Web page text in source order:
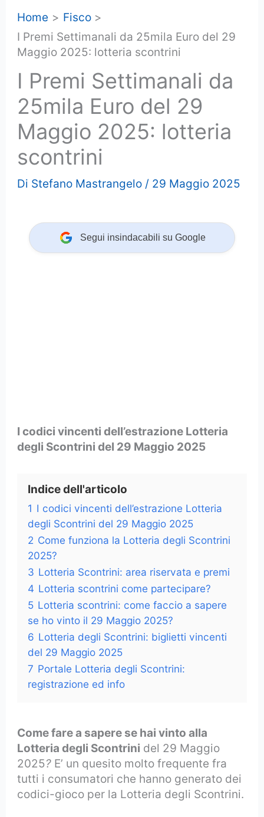
Home
Fisco
I Premi Settimanali da 25mila Euro del 29
Maggio 2025: lotteria scontrini
I Premi Settimanali da
25mila Euro del 29
Maggio 2025: lotteria
scontrini
Di Stefano Mastrangelo / 29 Maggio 2025
Segui insindacabili su Google
I codici vincenti dell’estrazione Lotteria
degli Scontrini del 29 Maggio 2025
Indice dell'articolo
1 I codici vincenti dell’estrazione Lotteria
degli Scontrini del 29 Maggio 2025
2 Come funziona la Lotteria degli Scontrini
2025?
3 Lotteria Scontrini: area riservata e premi
4 Lotteria scontrini come partecipare?
5 Lotteria scontrini: come faccio a sapere
se ho vinto il 29 Maggio 2025?
6 Lotteria degli Scontrini: biglietti vincenti
del 29 Maggio 2025
7 Portale Lotteria degli Scontrini:
registrazione ed info
Come fare a sapere se hai vinto alla
Lotteria degli Scontrini del 29 Maggio
2025? E’ un quesito molto frequente fra
tutti i consumatori che hanno generato dei
codici-gioco per la Lotteria degli Scontrini.